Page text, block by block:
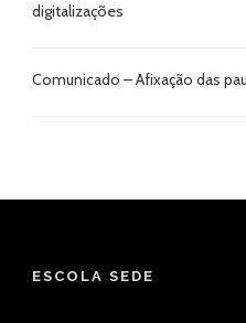
digitalizações
Comunicado – Afixação das
ESCOLA SEDE